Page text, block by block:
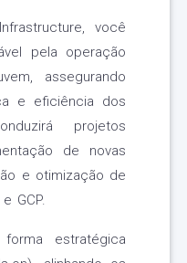
você
pela operação
assegurando
e eficiência dos
projetos
de novas
e otimização de
GCP.
estratégica